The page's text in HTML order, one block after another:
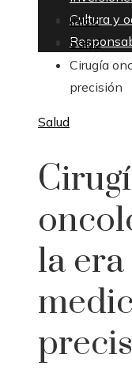
Cultura y
Inicio
Salud
Cirugía
precisión
Salud
la